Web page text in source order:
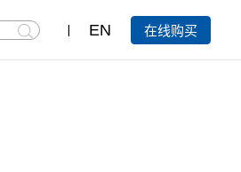
搜
索
EN 在线购买